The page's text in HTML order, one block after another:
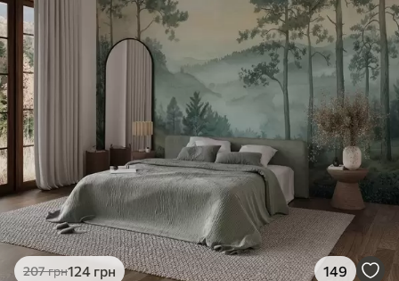
207грн124 грн 149